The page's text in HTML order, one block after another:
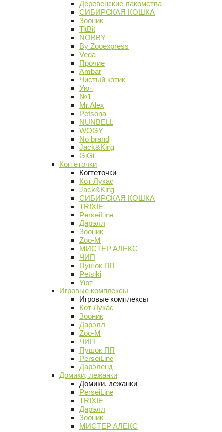
Деревенские лакомства
СИБИРСКАЯ КОШКА
Зооник
TitBit
NOBBY
By Zooexpress
Veda
Прочие
Ambar
Чистый котик
Уют
№1
Mr.Alex
Petsona
NUNBELL
WOGY
No brand
Jack&King
GiGi
Когтеточки
Когтеточки
Кот Лукас
Jack&King
СИБИРСКАЯ КОШКА
TRIXIE
PerseiLine
Дарэлл
Зооник
Zoo-M
МИСТЕР АЛЕКС
ЧИП
Пушок ПП
Petsiki
Уют
Игровые комплексы
Игровые комплексы
Кот Лукас
Зооник
Дарэлл
Zoo-M
ЧИП
Пушок ПП
PerseiLine
Дарэленд
Домики, лежанки
Домики, лежанки
PerseiLine
TRIXIE
Дарэлл
Зооник
МИСТЕР АЛЕКС